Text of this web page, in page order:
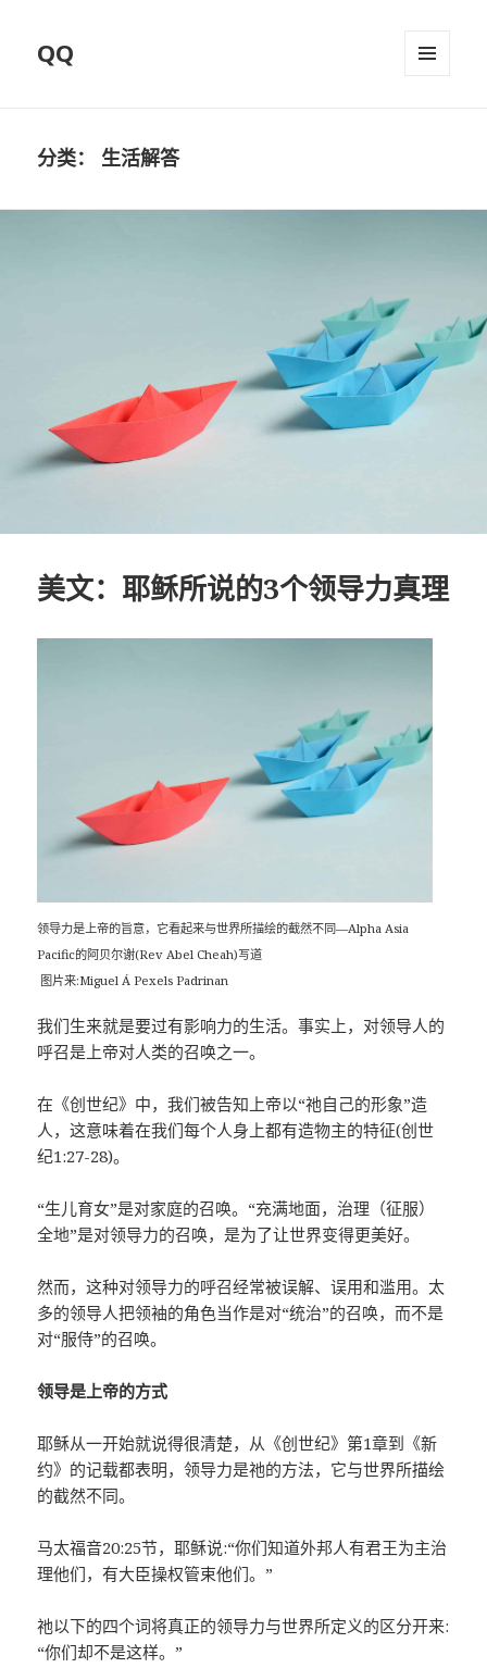
QQ
分类： 生活解答
美文：耶稣所说的3个领导力真理
领导力是上帝的旨意，它看起来与世界所描绘的截然不同—Alpha Asia
Pacific的阿贝尔谢(Rev Abel Cheah)写道
图片来:Miguel Á Pexels Padrinan
我们生来就是要过有影响力的生活。事实上，对领导人的
呼召是上帝对人类的召唤之一。
在《创世纪》中，我们被告知上帝以“祂自己的形象”造
人，这意味着在我们每个人身上都有造物主的特征(创世
纪1:27-28)。
“生儿育女”是对家庭的召唤。“充满地面，治理（征服）
全地”是对领导力的召唤，是为了让世界变得更美好。
然而，这种对领导力的呼召经常被误解、误用和滥用。太
多的领导人把领袖的角色当作是对“统治”的召唤，而不是
对“服侍”的召唤。
领导是上帝的方式
耶稣从一开始就说得很清楚，从《创世纪》第1章到《新
约》的记载都表明，领导力是祂的方法，它与世界所描绘
的截然不同。
马太福音20:25节，耶稣说:“你们知道外邦人有君王为主治
理他们，有大臣操权管束他们。”
祂以下的四个词将真正的领导力与世界所定义的区分开来:
“你们却不是这样。”